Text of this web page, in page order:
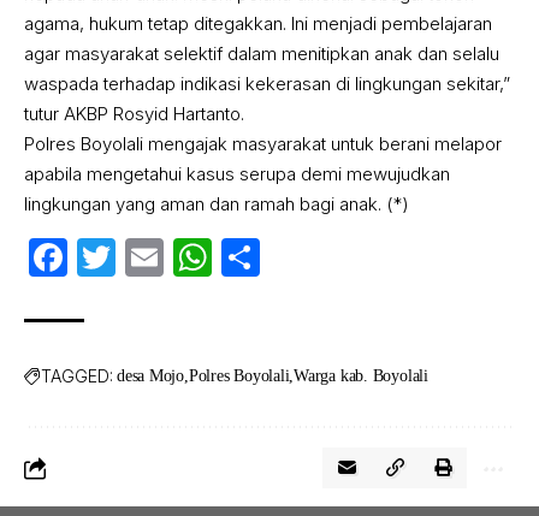
agama, hukum tetap ditegakkan. Ini menjadi pembelajaran
agar masyarakat selektif dalam menitipkan anak dan selalu
waspada terhadap indikasi kekerasan di lingkungan sekitar,”
tutur AKBP Rosyid Hartanto.
Polres Boyolali mengajak masyarakat untuk berani melapor
apabila mengetahui kasus serupa demi mewujudkan
lingkungan yang aman dan ramah bagi anak. (*)
Facebook
Twitter
EmailWhatsApp
TAGGED: desa Mojo Polres Boyolali Warga kab. Boyolali